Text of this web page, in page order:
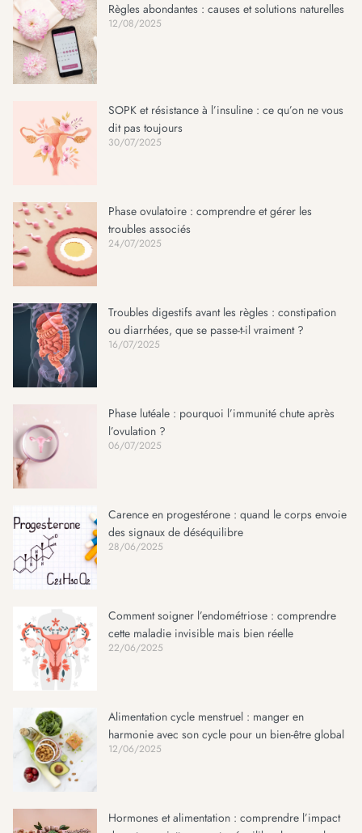
Règles abondantes : causes et solutions naturelles
12/08/2025
SOPK et résistance à l’insuline : ce qu’on ne vous
dit pas toujours
30/07/2025
Phase ovulatoire : comprendre et gérer les
troubles associés
24/07/2025
Troubles digestifs avant les règles : constipation
ou diarrhées, que se passe-t-il vraiment ?
16/07/2025
Phase lutéale : pourquoi l’immunité chute après
l’ovulation ?
06/07/2025
Carence en progestérone : quand le corps envoie
des signaux de déséquilibre
28/06/2025
Comment soigner l’endométriose : comprendre
cette maladie invisible mais bien réelle
22/06/2025
Alimentation cycle menstruel : manger en
harmonie avec son cycle pour un bien-être global
12/06/2025
Hormones et alimentation : comprendre l’impact